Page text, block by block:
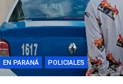
EN PARANÁ POLICIALES